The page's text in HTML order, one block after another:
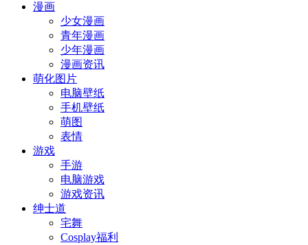
漫画
少女漫画
青年漫画
少年漫画
漫画资讯
萌化图片
电脑壁纸
手机壁纸
萌图
表情
游戏
手游
电脑游戏
游戏资讯
绅士道
宅舞
Cosplay福利